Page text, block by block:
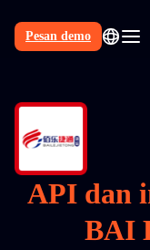
Pesan demo
API dan
BAI